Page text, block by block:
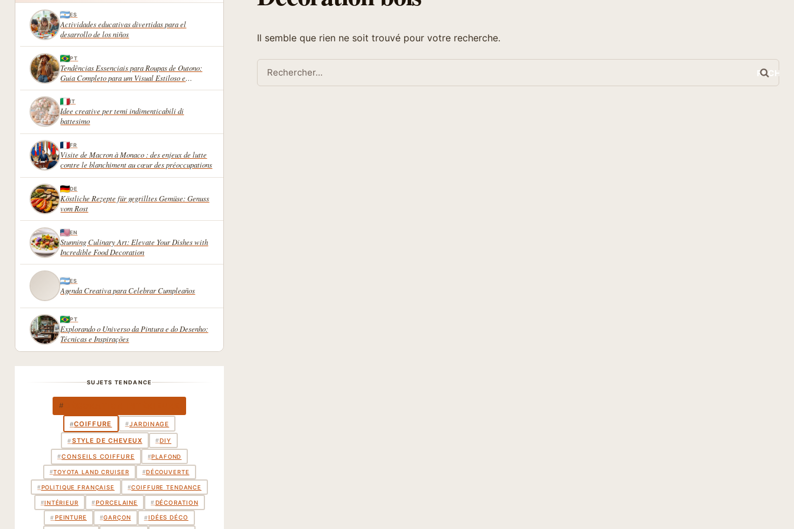
Il semble que rien ne soit trouvé pour votre recherche.
ES
Actividades educativas divertidas para el
desarrollo de los niños
PT
Tendências Essenciais para Roupas de Outono:
Guia Completo para um Visual Estiloso e
Confortável
IT
Idee creative per temi indimenticabili di
battesimo
FR
Visite de Macron à Monaco : des enjeux de lutte
contre le blanchiment au cœur des préoccupations
DE
Köstliche Rezepte für gegrilltes Gemüse: Genuss
vom Rost
EN
Stunning Culinary Art: Elevate Your Dishes with
Incredible Food Decoration
ES
Agenda Creativa para Celebrar Cumpleaños
PT
Explorando o Universo da Pintura e do Desenho:
Técnicas e Inspirações
SUJETS TENDANCE
#
#COIFFURE #JARDINAGE
#STYLE DE CHEVEUX #DIY
#CONSEILS COIFFURE #PLAFOND
#TOYOTA LAND CRUISER #DÉCOUVERTE
# POLITIQUE FRANÇAISE #COIFFURE TENDANCE
#INTÉRIEUR #PORCELAINE #DÉCORATION
#PEINTURE #GARÇON #IDÉES DÉCO